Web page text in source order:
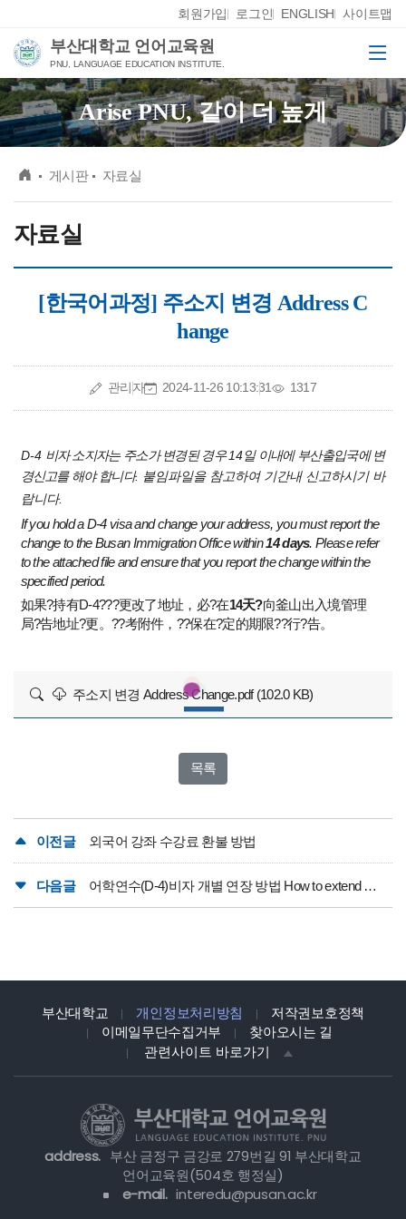
회원가입 로그인 ENGLISH 사이트맵
부산대학교 언어교육원
PNU, LANGUAGE EDUCATION INSTITUTE.
메뉴
Arise PNU, 같이 더 높게
메인게시판 자료실
자료실
[한국어과정] 주소지 변경 Address C
hange
작성자
관리자 작성일
2024-11-26 10:13:31 조회수
1317
D-4 비자 소지자는 주소가 변경된 경우14일 이내에 부산출입국에 변
경신고를 해야 합니다. 붙임파일을 참고하여 기간내 신고하시기 바
랍니다.
If you hold a D-4 visa and change your address, you must report the
change to the Busan Immigration Office within14 days. Please refer
to the attached file and ensure that you report the change within the
specified period.
如果?持有D-4???更改了地址，必?在14天?向釜山出入境管理
局?告地址?更。??考附件，??保在?定的期限??行?告。
주소지 변경 Address Change.pdf (102.0 KB)
목록
이전글 외국어 강좌 수강료 환불 방법
다음글 어학연수(D-4)비자 개별 연장 방법 How to extend D-4 visa
부산대학교 개인정보처리방침
저작권보호정책
이메일무단수집거부
찾아오시는 길
관련사이트 바로가기
address. 부산 금정구 금강로 279번길 91 부산대학교
언어교육원(504호 행정실)
e-mail. interedu@pusan.ac.kr